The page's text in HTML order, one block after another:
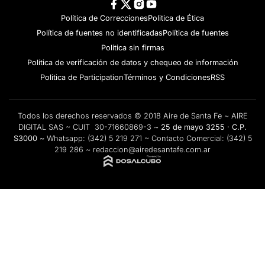
Política de CorreccionesPolitica de Ética
Política de fuentes no identificadasPolítica de fuentes
Política sin firmas
Política de verificación de datos y chequeo de información
Politica de ParticipationTérminos y CondicionesRSS
Todos los derechos reservados © 2018 Aire de Santa Fe ~ AIRE
DIGITAL SAS ~ CUIT 30-71660869-3 ~ 25 de mayo 3255 · C.P.
S3000 ~ Whatsapp: (342) 5 219 271 ~ Contacto Comercial: (342) 5
219 286 ~ redaccion@airedesantafe.com.ar